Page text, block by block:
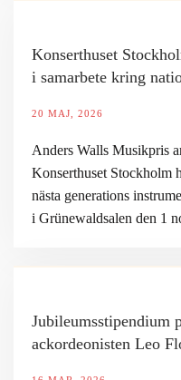
Konserthuset
i samarbete kring
20 MAJ, 2026
Anders Walls Musikpris
Konserthuset Stockholm
nästa generations
i Grünewaldsalen den 1
Jubileumsstipendium
ackordeonisten Leo